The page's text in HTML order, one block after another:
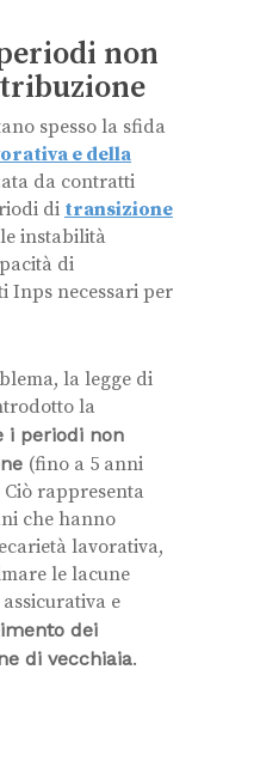
non
spesso la sfida
e della
da contratti
di transizione
instabilità
di
Inps necessari per
la legge di
la
i periodi non
(fino a 5 anni
rappresenta
che hanno
lavorativa,
le lacune
e
dei
di vecchiaia.